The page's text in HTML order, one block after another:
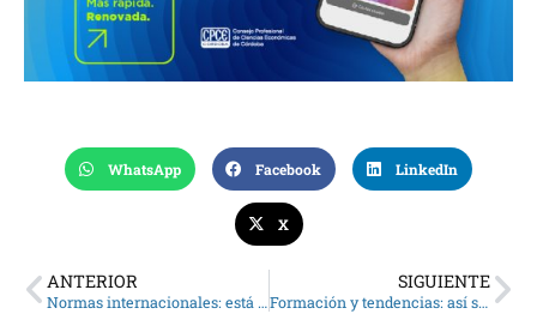
WhatsApp Facebook LinkedIn
X
ANTERIOR
Normas internacionales: está en consulta la nueva circular de adopción de NIIF
SIGUIENTE
Formación y tendencias: así se vivieron las XXII Jornadas de Contabilidad y Auditoría